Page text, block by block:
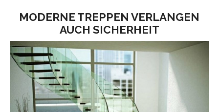
MODERNE TREPPEN VERLANGEN
AUCH SICHERHEIT